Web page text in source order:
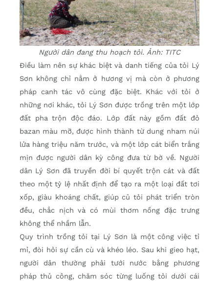
Người dân đang thu hoạch tỏi. Ảnh: TITC
Điều làm nên sự khác biệt và danh tiếng của tỏi Lý
Sơn không chỉ nằm ở hương vị mà còn ở phương
pháp canh tác vô cùng đặc biệt. Khác với tỏi ở
những nơi khác, tỏi Lý Sơn được trồng trên một lớp
đất pha trộn độc đáo. Lớp đất này gồm đất đỏ
bazan màu mỡ, được hình thành từ dung nham núi
lửa hàng triệu năm trước, và một lớp cát biển trắng
mịn được người dân kỳ công đưa từ bờ về. Người
dân Lý Sơn đã truyền đời bí quyết trộn cát và đất
theo một tỷ lệ nhất định để tạo ra một loại đất tơi
xốp, giàu khoáng chất, giúp củ tỏi phát triển tròn
đều, chắc nịch và có mùi thơm nồng đặc trưng
không thể nhầm lẫn.
Quy trình trồng tỏi tại Lý Sơn là một công việc tỉ
mỉ, đòi hỏi sự cần cù và khéo léo. Sau khi gieo hạt,
người dân thường phải tưới nước bằng phương
pháp thủ công, chăm sóc từng luống tỏi dưới cái